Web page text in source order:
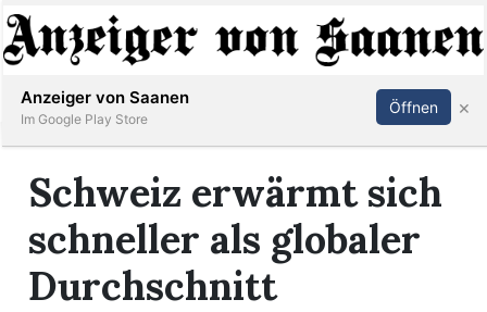
Abonnieren Anmelden
Schweiz erwärmt sich
schneller als globaler
Durchschnitt
Anzeiger von Saanen
Im Google Play Store
Öffnen ×